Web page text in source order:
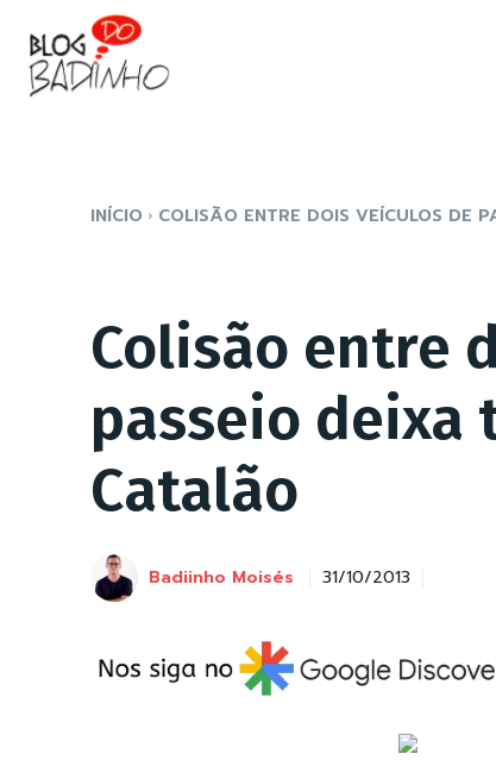
INÍCIO COLISÃO ENTRE DOIS VEÍCULOS DE
Colisão entre
passeio deixa
Catalão
Badiinho Moisés 31/10/2013